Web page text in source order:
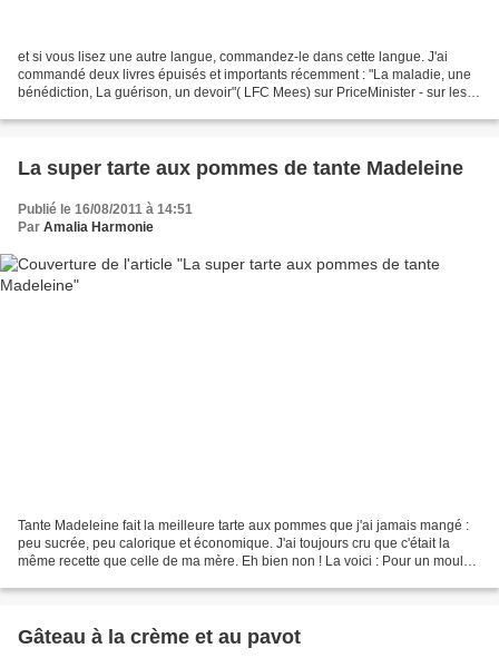
et si vous lisez une autre langue, commandez-le dans cette langue. J'ai
commandé deux livres épuisés et importants récemment : "La maladie, une
bénédiction, La guérison, un devoir"( LFC Mees) sur PriceMinister - sur les
La super tarte aux pommes de tante Madeleine
Publié le 16/08/2011 à 14:51
Par Amalia Harmonie
Tante Madeleine fait la meilleure tarte aux pommes que j'ai jamais mangé :
peu sucrée, peu calorique et économique. J'ai toujours cru que c'était la
même recette que celle de ma mère. Eh bien non ! La voici : Pour un moule
Gâteau à la crème et au pavot